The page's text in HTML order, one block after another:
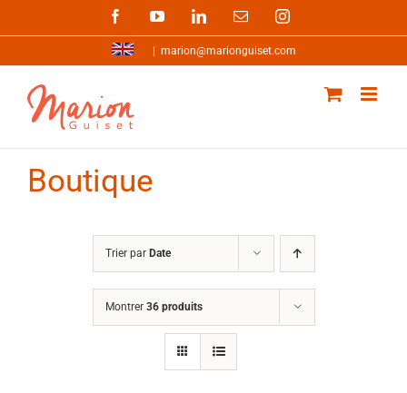
FacebookYouTubeLinkedInEmail Instagram
marion@marionguiset.com
Boutique
Trier par Date
Montrer 36 produits